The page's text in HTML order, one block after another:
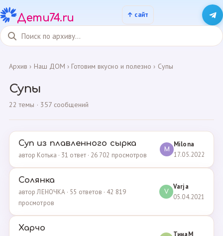
Дети74.ru
Архив › Наш ДОМ › Готовим вкусно и полезно › Супы
Супы
22 темы · 357 сообщений
Суп из плавленного сырка
автор Котька · 31 ответ · 26 702 просмотров
M
Milona
17.05.2022
Солянка
автор ЛЕНОЧКА · 55 ответов · 42 819
просмотров
V
Varja
05.04.2021
Харчо
ТинаМ